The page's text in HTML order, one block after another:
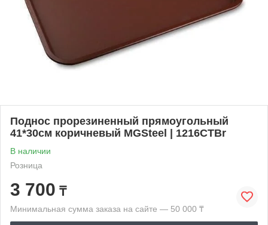
Поднос прорезиненный прямоугольный
41*30см коричневый MGSteel | 1216CTBr
В наличии
Розница
3 700 ₸
Минимальная сумма заказа на сайте — 50 000 ₸